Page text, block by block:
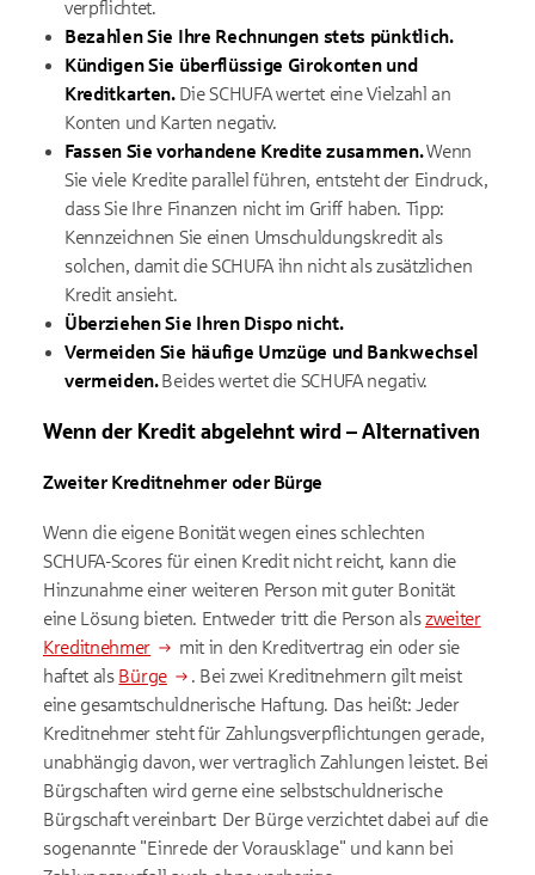
verpflichtet.
Bezahlen Sie Ihre Rechnungen stets pünktlich.
Kündigen Sie überflüssige Girokonten und
Kreditkarten. Die SCHUFA wertet eine Vielzahl an
Konten und Karten negativ.
Fassen Sie vorhandene Kredite zusammen.Wenn
Sie viele Kredite parallel führen, entsteht der Eindruck,
dass Sie Ihre Finanzen nicht im Griff haben. Tipp:
Kennzeichnen Sie einen Umschuldungskredit als
solchen, damit die SCHUFA ihn nicht als zusätzlichen
Kredit ansieht.
Überziehen Sie Ihren Dispo nicht.
Vermeiden Sie häufige Umzüge und Bankwechsel
vermeiden.Beides wertet die SCHUFA negativ.
Wenn der Kredit abgelehnt wird – Alternativen
Zweiter Kreditnehmer oder Bürge
Wenn die eigene Bonität wegen eines schlechten
SCHUFA-Scores für einen Kredit nicht reicht, kann die
Hinzunahme einer weiteren Person mit guter Bonität
eine Lösung bieten. Entweder tritt die Person alszweiter
Kreditnehmer
mit in den Kreditvertrag ein oder sie
haftet als Bürge
. Bei zwei Kreditnehmern gilt meist
eine gesamtschuldnerische Haftung. Das heißt: Jeder
Kreditnehmer steht für Zahlungsverpflichtungen gerade,
unabhängig davon, wer vertraglich Zahlungen leistet. Bei
Bürgschaften wird gerne eine selbstschuldnerische
Bürgschaft vereinbart: Der Bürge verzichtet dabei auf die
sogenannte "Einrede der Vorausklage" und kann bei